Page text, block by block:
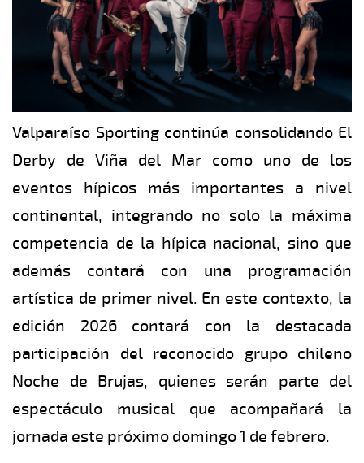
Valparaíso Sporting continúa consolidando El
Derby de Viña del Mar como uno de los
eventos hípicos más importantes a nivel
continental, integrando no solo la máxima
competencia de la hípica nacional, sino que
además contará con una programación
artística de primer nivel. En este contexto, la
edición 2026 contará con la destacada
participación del reconocido grupo chileno
Noche de Brujas, quienes serán parte del
espectáculo musical que acompañará la
jornada este próximo domingo 1 de febrero.